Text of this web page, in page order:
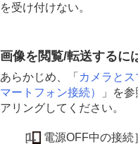
故障かな？と思ったら
を受け付けない。
画像を閲覧/転送するに
あらかじめ、「 カメラと
マートフォン接続）
」を
アリングしてください。
［ 電源OFF中の接続